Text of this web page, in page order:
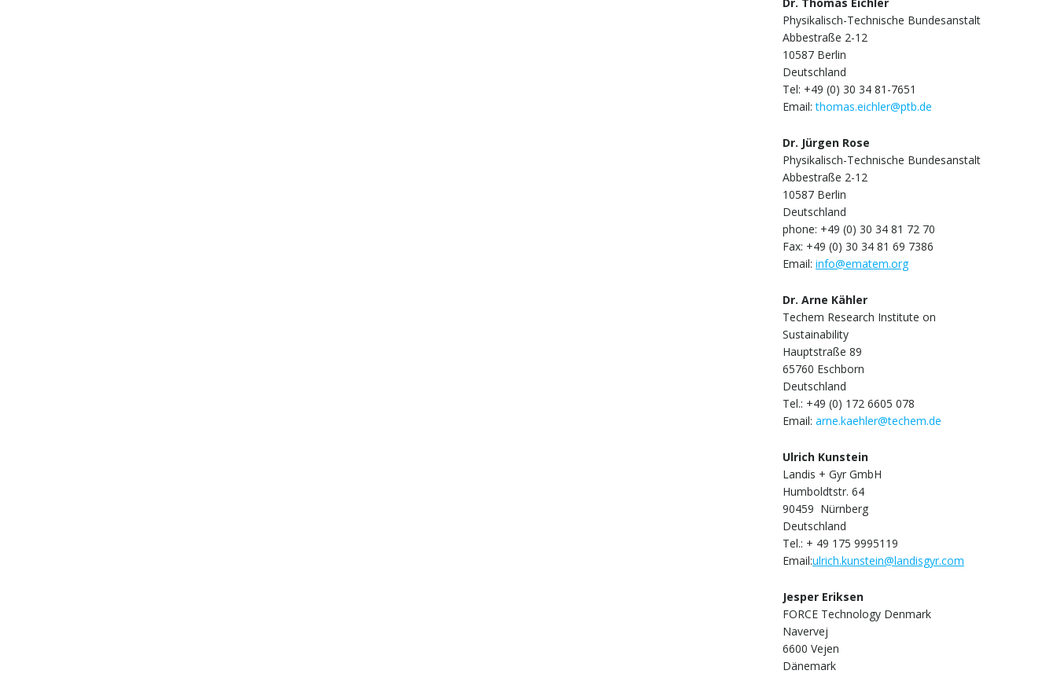
Physikalisch-Technische Bundesanstalt
Abbestraße 2-12
10587 Berlin
Deutschland
Tel: +49 (0) 30 34 81-7651
Email:thomas.eichler@ptb.de
Dr. Jürgen Rose
Physikalisch-Technische Bundesanstalt
Abbestraße 2-12
10587 Berlin
Deutschland
phone: +49 (0) 30 34 81 72 70
Fax: +49 (0) 30 34 81 69 7386
Email: info@ematem.org
Dr. Arne Kähler
Techem Research Institute on
Sustainability
Hauptstraße 89
65760 Eschborn
Deutschland
Tel.: +49 (0) 172 6605 078
Email: arne.kaehler@techem.de
Ulrich Kunstein
Landis + Gyr GmbH
Humboldtstr. 64
90459 Nürnberg
Deutschland
Tel.: + 49 175 9995119
Email:ulrich.kunstein@landisgyr.com
Jesper Eriksen
FORCE Technology Denmark
Navervej
6600 Vejen
Dänemark